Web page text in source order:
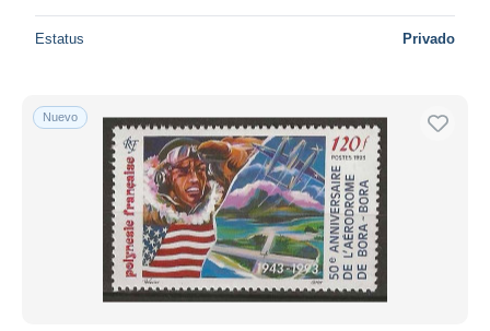
Estatus Privado
Nuevo